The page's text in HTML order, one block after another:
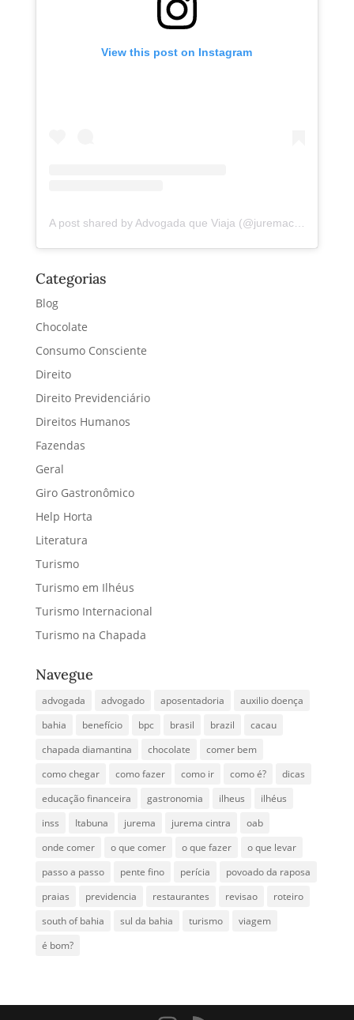
View this post on Instagram
A post shared by Advogada que Viaja (@juremacintra)
Categorias
Blog
Chocolate
Consumo Consciente
Direito
Direito Previdenciário
Direitos Humanos
Fazendas
Geral
Giro Gastronômico
Help Horta
Literatura
Turismo
Turismo em Ilhéus
Turismo Internacional
Turismo na Chapada
Navegue
advogada advogado aposentadoria
auxilio doença
bahia
benefício bpc brasil brazil
cacau
chapada diamantina
chocolate
comer bem
como chegar
como fazer como ir como é?
dicas
educação financeira
gastronomia ilheus
ilhéus
inss
Itabuna jurema jurema cintra
oab
onde comer
o que comer o que fazer
o que levar
passo a passo
pente fino perícia
povoado da raposa
praias
previdencia restaurantes revisao
roteiro
south of bahia
sul da bahia turismo
viagem
é bom?